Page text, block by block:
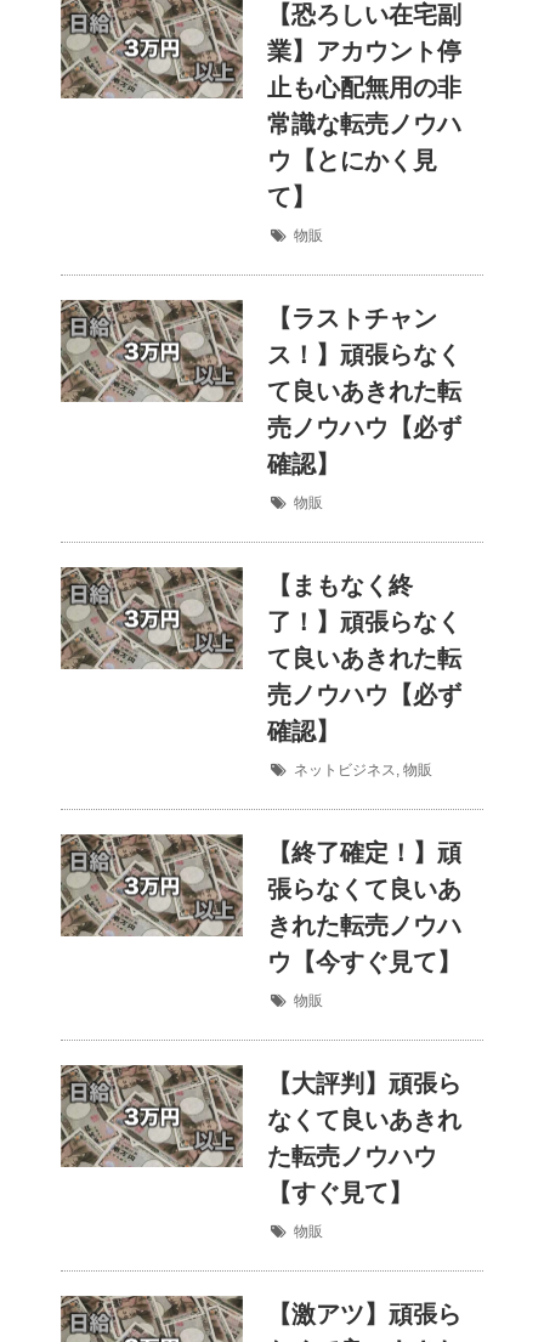
【恐ろしい在宅副
業】アカウント停
止も心配無用の非
常識な転売ノウハ
ウ【とにかく見
て】
物販
【ラストチャン
ス！】頑張らなく
て良いあきれた転
売ノウハウ【必ず
確認】
物販
【まもなく終
了！】頑張らなく
て良いあきれた転
売ノウハウ【必ず
確認】
ネットビジネス, 物販
【終了確定！】頑
張らなくて良いあ
きれた転売ノウハ
ウ【今すぐ見て】
物販
【大評判】頑張ら
なくて良いあきれ
た転売ノウハウ
【すぐ見て】
物販
【激アツ】頑張ら